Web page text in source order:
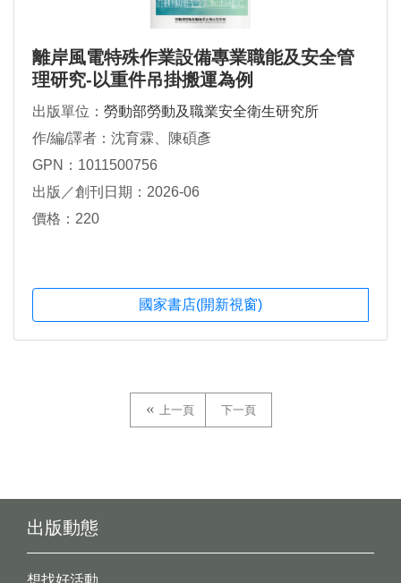
離岸風電特殊作業設備專業職能及安全管
理研究-以重件吊掛搬運為例
出版單位： 勞動部勞動及職業安全衛生研究所
作/編/譯者：沈育霖、陳碩彥
GPN：1011500756
出版／創刊日期：2026-06
價格：220
國家書店(開新視窗)
上一頁 下一頁
出版動態
想找好活動